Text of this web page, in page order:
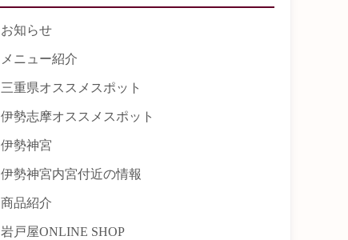
お知らせ
メニュー紹介
三重県オススメスポット
伊勢志摩オススメスポット
伊勢神宮
伊勢神宮内宮付近の情報
商品紹介
岩戸屋ONLINE SHOP